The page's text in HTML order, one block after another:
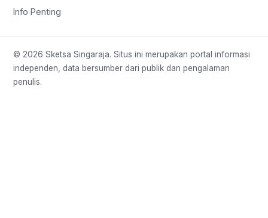
Info Penting
© 2026 Sketsa Singaraja. Situs ini merupakan portal informasi
independen, data bersumber dari publik dan pengalaman
penulis.